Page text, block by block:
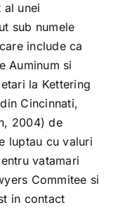
al unei
sub numele
include ca
Auminum si
la Kettering
Cincinnati,
2004) de
luptau cu valuri
vatamari
Commitee si
in contact